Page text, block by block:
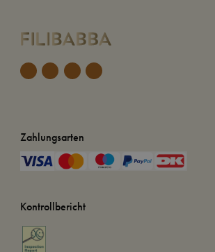
Zahlungsarten
Kontrollbericht